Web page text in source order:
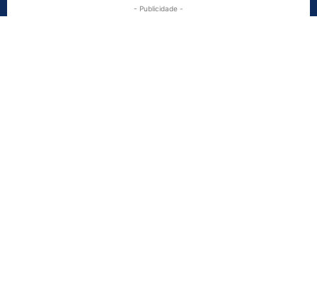
- Publicidade -